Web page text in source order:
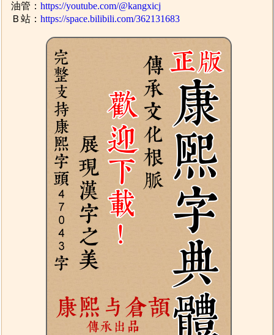
油管：https://youtube.com/@kangxicj
Ｂ站：https://space.bilibili.com/362131683